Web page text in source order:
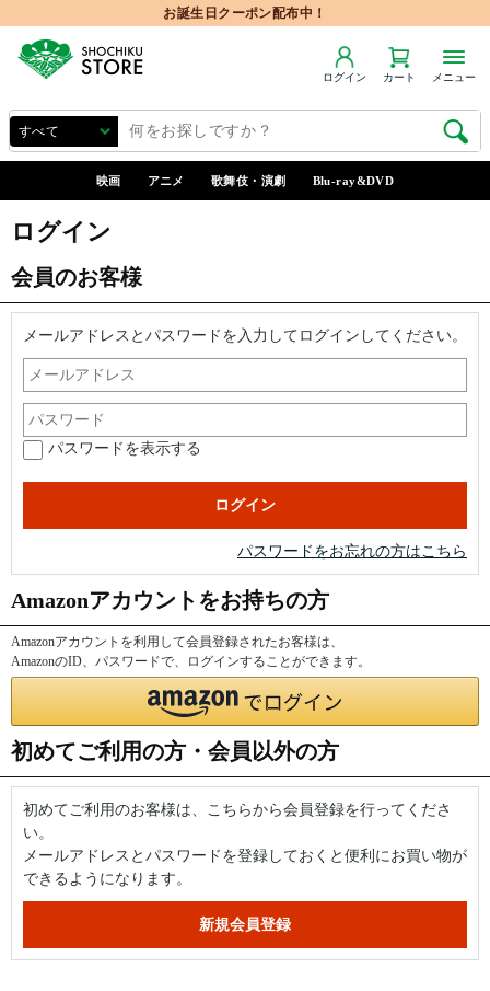
お誕生日クーポン配布中！
ログイン カート メニュー
映画 アニメ 歌舞伎・演劇 Blu-ray&DVD
ログイン
会員のお客様
メールアドレスとパスワードを入力してログインしてください。
パスワードを表示する
パスワードをお忘れの方はこちら
Amazonアカウントをお持ちの方
Amazonアカウントを利用して会員登録されたお客様は、
AmazonのID、パスワードで、ログインすることができます。
初めてご利用の方・会員以外の方
初めてご利用のお客様は、こちらから会員登録を行ってくださ
い。
メールアドレスとパスワードを登録しておくと便利にお買い物が
できるようになります。